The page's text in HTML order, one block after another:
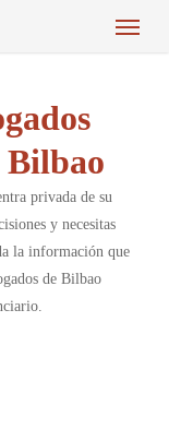
Menu
Bilbao
privada de su
y necesitas
la información que
de Bilbao